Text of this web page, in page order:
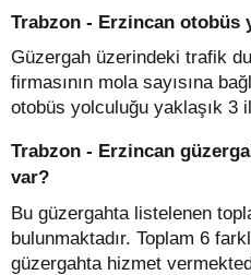
Trabzon - Erzincan otobüs
Güzergah üzerindeki trafik
firmasının mola sayısına
otobüs yolculuğu yaklaşık 3
Trabzon - Erzincan
var?
Bu güzergahta listelenen
bulunmaktadır. Toplam 6
güzergahta hizmet